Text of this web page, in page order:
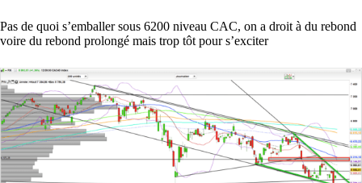
Pas de quoi s’emballer sous 6200 niveau CAC, on a droit à du rebond
voire du rebond prolongé mais trop tôt pour s’exciter